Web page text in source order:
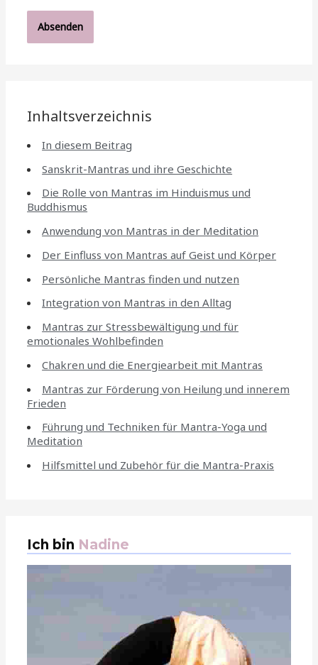
Inhaltsverzeichnis
In diesem Beitrag
Sanskrit-Mantras und ihre Geschichte
Die Rolle von Mantras im Hinduismus und
Buddhismus
Anwendung von Mantras in der Meditation
Der Einfluss von Mantras auf Geist und Körper
Persönliche Mantras finden und nutzen
Integration von Mantras in den Alltag
Mantras zur Stressbewältigung und für
emotionales Wohlbefinden
Chakren und die Energiearbeit mit Mantras
Mantras zur Förderung von Heilung und innerem
Frieden
Führung und Techniken für Mantra-Yoga und
Meditation
Hilfsmittel und Zubehör für die Mantra-Praxis
Ich bin Nadine